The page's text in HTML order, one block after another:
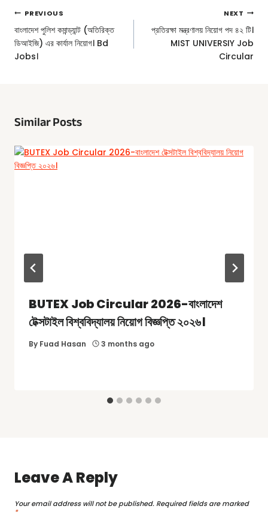
Post
Navigation
PREVIOUS
বাংলাদেশ পুলিশ কমান্ড্যান্ট (অতিরিক্ত
ডিআইজি) এর কার্যাল নিয়োগ। Bd
Jobs।
NEXT
প্রতিরক্ষা মন্ত্রণালয় নিয়োগ পদ ৪২ টি।
MIST UNIVERSIY Job
Circular
Similar Posts
BUTEX Job Circular 2026-বাংলাদেশ
টেক্সটাইল বিশ্ববিদ্যালয় নিয়োগ বিজ্ঞপ্তি ২০২৬।
By Fuad Hasan 3 months ago
Leave A Reply
Your email address will not be published. Required fields are marked
*